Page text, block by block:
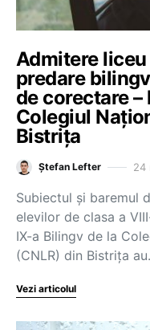
Admitere
predare
de corectare
Colegiul
Bistrița
Ștefan Lefter 24
Subiectul și baremul
elevilor de clasa a
IX-a Bilingv de la
(CNLR) din Bistrița
Vezi articolul